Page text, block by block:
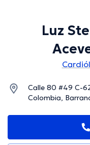
Luz
Calle 80 #49 C-
Colombia,